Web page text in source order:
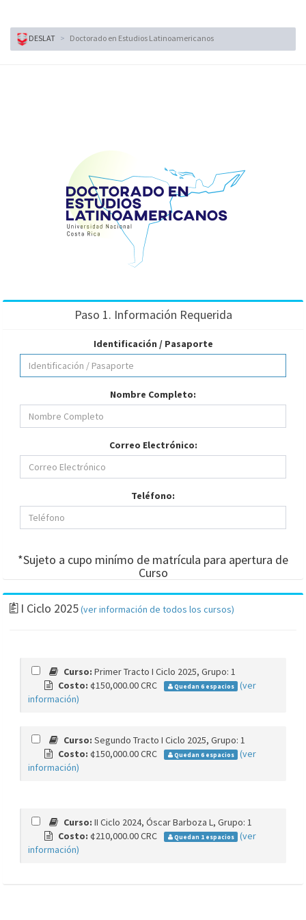
DESLAT Doctorado en Estudios Latinoamericanos
Paso 1. Información Requerida
Identificación / Pasaporte
Nombre Completo:
Correo Electrónico:
Teléfono:
*Sujeto a cupo minímo de matrícula para apertura de
Curso
I Ciclo 2025(ver información de todos los cursos)
Curso:Primer Tracto I Ciclo 2025, Grupo: 1
Costo:¢150,000.00 CRC Quedan 6 espacios
(ver
información)
Curso:Segundo Tracto I Ciclo 2025, Grupo: 1
Costo:¢150,000.00 CRC Quedan 6 espacios
(ver
información)
Curso:II Ciclo 2024, Óscar Barboza L, Grupo: 1
Costo:¢210,000.00 CRC Quedan 1 espacios
(ver
información)